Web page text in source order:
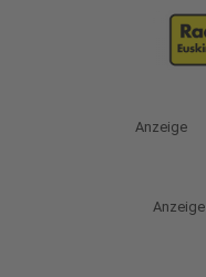
Anzeige
Anzeige